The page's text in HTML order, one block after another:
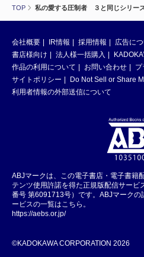
TOP 私の愛する圧制者 ３と同じシリー
会社概要 IR情報 採用情報 広告に
書店様向け
法人様一括購入
作品の利用について
お問い合わせ
プ
サイトポリシー
Do Not Sell or Share
利用者情報の外部送信について
ABJマークは、この電子書店・電子書籍
テンツ使用許諾を得た正規版配信サービ
番号 第6091713号）です。ABJマーク
ービスの一覧はこちら。
https://aebs.or.jp/
©KADOKAWA CORPORATION 2026